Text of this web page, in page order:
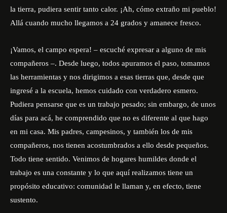
la tierra, pudiera sentir tanto calor. ¡Ah, cómo extraño mi pueblo!
Allá cuando mucho llegamos a 24 grados y amanece fresco.
¡Vamos, el campo espera! – escuché expresar a alguno de mis
compañeros –. Desde luego, todos apuramos el paso, tomamos
las herramientas y nos dirigimos a esas tierras que, desde que
ingresé a la escuela, hemos cuidado con verdadero esmero.
Pudiera pensarse que es un trabajo pesado; sin embargo, de unos
días para acá, he comprendido que no es diferente al que hago
en mi casa. Mis padres, campesinos, y también los de mis
compañeros, nos tienen acostumbrados a ello desde pequeños.
Todo tiene sentido. Venimos de hogares humildes donde el
trabajo es una constante y lo que aquí realizamos tiene un
propósito educativo: comunidad le llaman y, en efecto, tiene
sustento.